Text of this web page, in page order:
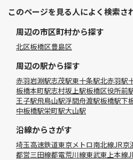
このページを見る人によく検索さ
周辺の市区町村から探す
北区板橋区豊島区
周辺の駅から探す
赤羽岩淵駅志茂駅東十条駅北赤羽駅
板橋本町駅志村坂上駅板橋区役所前
王子駅飛鳥山駅浮間舟渡駅板橋駅下
中板橋駅栄町駅大山駅
沿線からさがす
埼玉高速鉄道東京メトロ南北線JR京
都営三田線都電荒川線東武東上本線